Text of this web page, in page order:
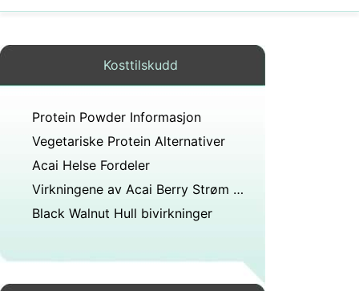
Kosttilskudd
Protein Powder Informasjon
Vegetariske Protein Alternativer
Acai Helse Fordeler
Virkningene av Acai Berry Strøm 500
Black Walnut Hull bivirkninger